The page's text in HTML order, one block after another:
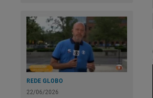
REDE GLOBO
22/06/2026